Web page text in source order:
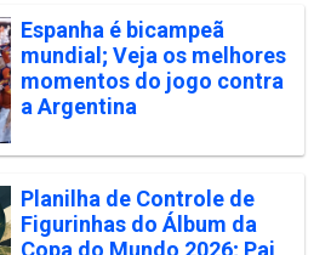
Espanha é bicampeã
mundial; Veja os melhores
momentos do jogo contra
a Argentina
Planilha de Controle de
Figurinhas do Álbum da
Copa do Mundo 2026; Pai